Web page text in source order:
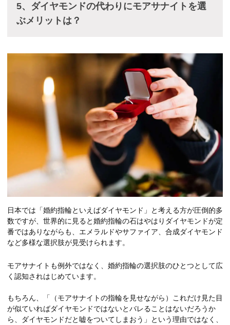
5、ダイヤモンドの代わりにモアサナイトを選
ぶメリットは？
日本では「婚約指輪といえばダイヤモンド」と考える方が圧倒的多
数ですが、世界的に見ると婚約指輪の石はやはりダイヤモンドが定
番ではありながらも、エメラルドやサファイア、合成ダイヤモンド
など多様な選択肢が見受けられます。
モアサナイトも例外ではなく、婚約指輪の選択肢のひとつとして広
く認知されはじめています。
もちろん、「（モアサナイトの指輪を見せながら）これだけ見た目
が似ていればダイヤモンドではないとバレることはないだろうか
ら、ダイヤモンドだと嘘をついてしまおう」という理由ではなく、